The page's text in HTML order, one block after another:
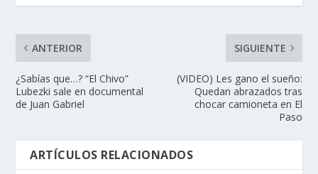
ANTERIOR
¿Sabías que…? “El Chivo”
Lubezki sale en documental
de Juan Gabriel
SIGUIENTE
(VIDEO) Les gano el sueño:
Quedan abrazados tras
chocar camioneta en El
Paso
ARTÍCULOS RELACIONADOS